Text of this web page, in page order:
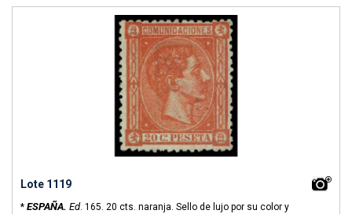
Lote 1119
* ESPAÑA. Ed. 165. 20 cts. naranja. Sello de lujo por su color y